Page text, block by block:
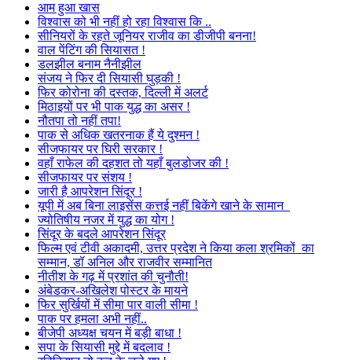
आम हुआ खास
विश्वास को भी नहीं हो रहा विश्वास कि ..
सीनियरों के रहते जूनियर राजीव का डीजीपी बनना!
वाल पेंटिंग की सियासत !
डलझील बनाम नैनीझील
संजय ने फिर दी सियासी घुड़की !
फिर कोरोना की दस्तक, दिल्ली में अलर्ट
मिठाइयों पर भी पाक युद्ध का असर !
नौतपा तो नहीं तपा!
पाक से अधिक खतरनाक हैं ये दुश्मन !
सीजफायर पर घिरी सरकार !
वहाँ राफेल की दहशत तो यहाँ बुलडोजर की !
सीजफायर पर संशय !
जारी है आपरेशन सिंदूर !
यूपी में अब बिना लाइसेंस कत्तई नहीं बिकेंगे खाने के सामान
ज्योतिषीय नजर में युद्ध का योग !
सिंदूर के बदले आपरेशन सिंदूर
फिल्म एवं टीवी अकादमी, उत्तर प्रदेश ने किया कला श्रमिकों का
सम्मान, डॉ अनिल और राजवीर सम्मानित
नीतीश के गढ़ में प्रशांत की चुनौती!
अंबेडकर-अखिलेश पोस्टर के मायने
फिर सुर्खियों में सीमा पार वाली सीमा !
पाक पर हमला अभी नहीं..
बीजेपी अध्यक्ष चयन में बड़ी बाधा !
सपा के सियासी मुद्दे में बदलाव !